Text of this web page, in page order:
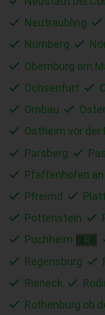
Neutraubling
Nürnberg
Obernburg am
Ochsenfurt
Ornbau
Ostheim vor der
Parsberg
Pfaffenhofen an
Pfreimd
Pottenstein
Puchheim
R
Regensburg
Rieneck
Rothenburg ob